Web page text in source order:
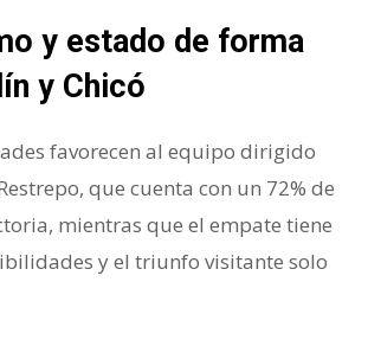
y estado de forma
y Chicó
favorecen al equipo dirigido
que cuenta con un 72% de
mientras que el empate tiene
y el triunfo visitante solo